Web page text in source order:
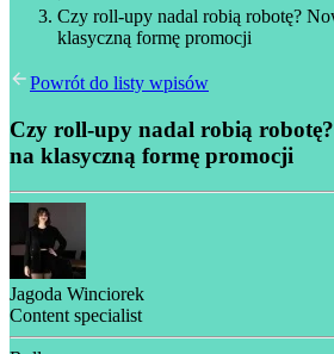
Czy roll-upy nadal robią robotę?
klasyczną formę promocji
Powrót do listy wpisów
Czy roll-upy nadal robią
na klasyczną formę promocji
Jagoda Winciorek
Content specialist